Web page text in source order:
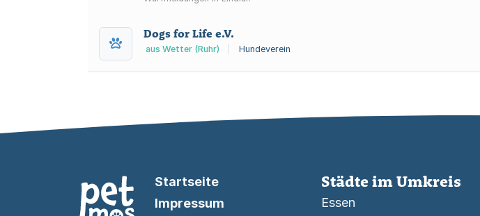
Dogs for Life e.V.
aus Wetter (Ruhr) Hundeverein
Startseite
Impressum
Städte im Umkreis
Essen